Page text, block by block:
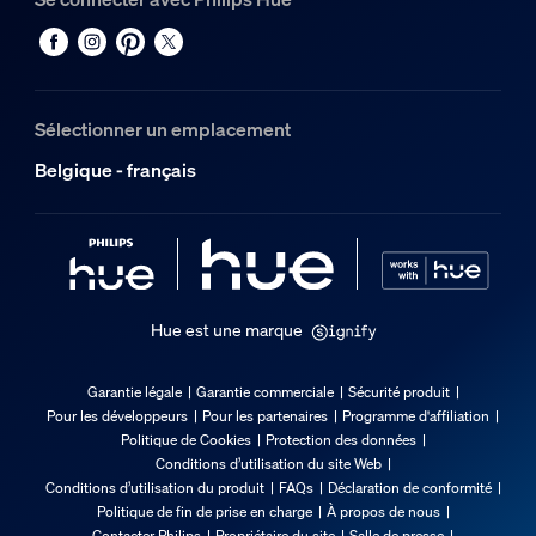
Poids net
3,65 kg
Poids brut
219 mm
Longueur
312 mm
Code 12NC
915005629701
Dimensions et poids du produit
Sélectionner un emplacement
Belgique - français
Hue est une marque
Garantie légale Garantie commerciale
Sécurité produit
Pour les développeurs
Pour les partenaires
Programme d'affiliation
Politique de Cookies
Protection des données
Conditions d’utilisation du site Web
Conditions d’utilisation du produit
FAQs
Déclaration de conformité
Politique de fin de prise en charge
À propos de nous